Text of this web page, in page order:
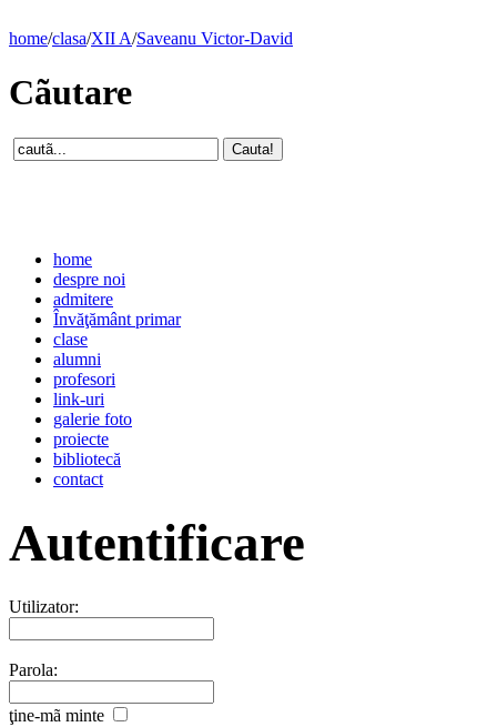
home/clasa/XII A/Saveanu Victor-David
Cãutare
home
despre noi
admitere
Învăţământ primar
clase
alumni
profesori
link-uri
galerie foto
proiecte
bibliotecă
contact
Autentificare
Utilizator:
Parola:
ţine-mã minte